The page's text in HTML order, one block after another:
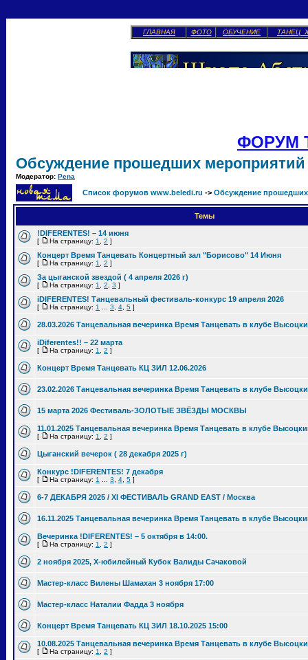
ГЛАВНАЯ ФОТО ОБУЧЕНИЕ ТАНЕЦ
ФОРУМ
Обсуждение прошедших мероприятий
Модератор: Pena
Список форумов www.beledi.ru -> Обсуждение
Темы
!DIFERENTES! – 14 июня
[ На страницу: 1 2 ]
Концерт Время Танцевать Концертный зал "Борисово" 14 Июня
[ На страницу: 1 2 ]
За цыганской звездой ( 4 апреля 2026 г)
[ На страницу: 1 2 3 ]
iDIFERENTES! Танцевальный фестиваль-конкурс 19 апреля 2026
[ На страницу: 1 3 4 5 ]
28.03.2026 Танцевальная вечеринка Время Танцевать в клубе
iDiferentes!! – 22 марта
[ На страницу: 1 2 ]
Концерт Время Танцевать КЦ ЗИЛ 12.06.2026
23.02.2026 Танцевальная вечеринка Время Танцевать в клубе
15 марта 2026 Фестиваль-ЗОЛОТЫЕ ЗВЁЗДЫ МОСКВЫ
11.01.2025 Танцевальная вечеринка Время Танцевать в клубе
[ На страницу: 1 2 ]
Цыганский вечерок ( 28 декабря 2025 г)
Конкурс !DIFERENTES! 7 декабря
[ На страницу: 1 3 4 5 ]
6-7 ДЕКАБРЯ 2025 / XI ФЕСТИВАЛЬ GRAND EAST / Москва
16.11.2025 Танцевальная вечеринка Время Танцевать в клубе
Вечеринка !DIFERENTES! – 5 октября в 14:00.
[ На страницу: 1 2 ]
2 ноября 2025, Х-юбилейный Кубок Валиды Сачаковой
Мастер-класс Вилены Шамахан 3 ноября 17:00
Мастер-класс Наталии Фадда 3 ноября
Концерт Время Танцевать КЦ ЗИЛ 18.10.2025 15:00
10.08.2025 Танцевальная вечеринка Время Танцевать в клубе
[ На страницу: 1 2 ]